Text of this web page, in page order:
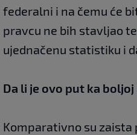
federalni i na čemu će
pravcu ne bih stavljao
ujednačenu statistiku i
Da li je ovo put ka
Komparativno su